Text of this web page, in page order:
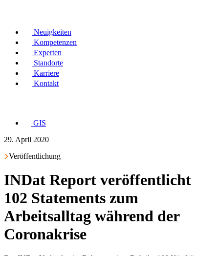
Neuigkeiten
Kompetenzen
Experten
Standorte
Karriere
Kontakt
GIS
29. April 2020
Veröffentlichung
INDat Report veröffentlicht
102 Statements zum
Arbeitsalltag während der
Coronakrise